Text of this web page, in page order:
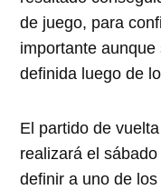
de juego, para
importante
definida luego de
El partido de
realizará el
definir a uno de